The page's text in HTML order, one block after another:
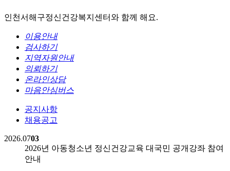
인천서해구정신건강복지센터와 함께 해요.
이용안내
검사하기
지역자원안내
의뢰하기
온라인상담
마음안심버스
공지사항
채용공고
2026.0703
2026년 아동청소년 정신건강교육 대국민 공개강좌 참여
안내